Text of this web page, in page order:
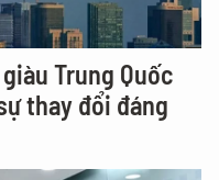
Trung Quốc
thay đổi đáng